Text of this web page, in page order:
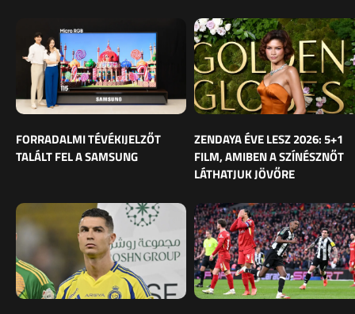
FORRADALMI TÉVÉKIJELZŐT
TALÁLT FEL A SAMSUNG
ZENDAYA ÉVE LESZ 2026: 5+1
FILM, AMIBEN A SZÍNÉSZNŐT
LÁTHATJUK JÖVŐRE